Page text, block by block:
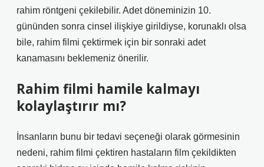
rahim röntgeni çekilebilir. Adet döneminizin 10.
gününden sonra cinsel ilişkiye girildiyse, korunaklı olsa
bile, rahim filmi çektirmek için bir sonraki adet
kanamasını beklemeniz önerilir.
Rahim filmi hamile kalmayı
kolaylaştırır mı?
İnsanların bunu bir tedavi seçeneği olarak görmesinin
nedeni, rahim filmi çektiren hastaların film çekildikten